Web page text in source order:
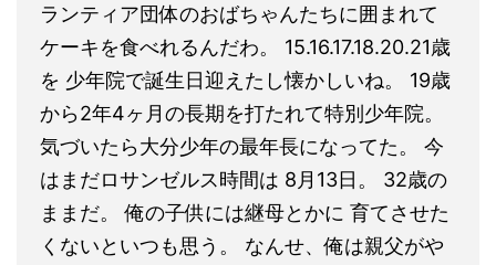
ランティア団体のおばちゃんたちに囲まれて
ケーキを食べれるんだわ。 15.16.17.18.20.21歳
を 少年院で誕生日迎えたし懐かしいね。 19歳
から2年4ヶ月の長期を打たれて特別少年院。
気づいたら大分少年の最年長になってた。 今
はまだロサンゼルス時間は 8月13日。 32歳の
ままだ。 俺の子供には継母とかに 育てさせた
くないといつも思う。 なんせ、俺は親父がや